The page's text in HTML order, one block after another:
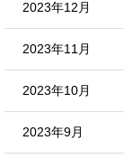
2023年12月
2023年11月
2023年10月
2023年9月